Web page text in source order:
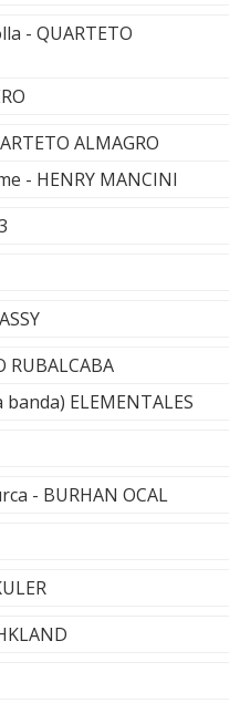
- QUARTETO
ALMAGRO
- HENRY MANCINI
RUBALCABA
ELEMENTALES
- BURHAN OCAL